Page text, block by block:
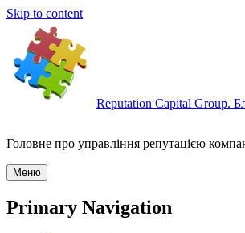
Skip to content
Reputation Capital Group.
Головне про управління репутацією
Меню
Primary Navigation